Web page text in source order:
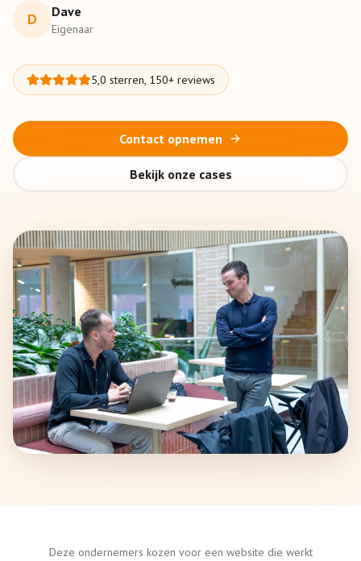
D Dave
Eigenaar
5,0 sterren, 150+ reviews
Contact opnemen
Bekijk onze cases
Deze ondernemers kozen voor een website die werkt